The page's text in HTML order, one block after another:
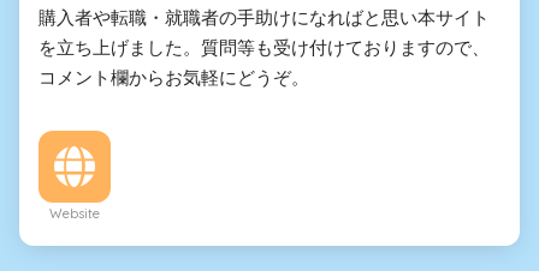
購入者や転職・就職者の手助けになればと思い本サイト
を立ち上げました。質問等も受け付けておりますので、
コメント欄からお気軽にどうぞ。
Website